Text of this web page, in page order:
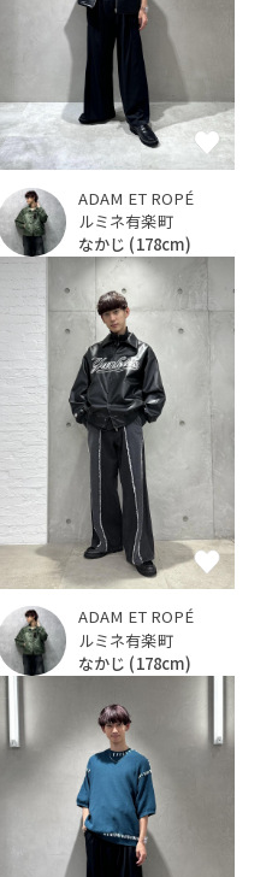
ADAM ET ROPÉ
ルミネ有楽町
なかじ (178cm)
ADAM ET ROPÉ
ルミネ有楽町
なかじ (178cm)